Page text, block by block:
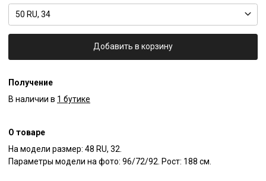
50 RU, 34
Добавить в корзину
Получение
В наличии в 1 бутике
О товаре
На модели размер: 48 RU, 32.
Параметры модели на фото: 96/72/92. Рост: 188 см.